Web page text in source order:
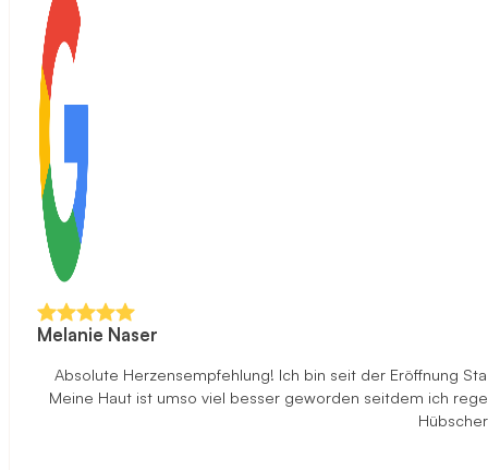
Melanie Naser
Absolute Herzensempfehlung! Ich bin seit der Eröffnung
Meine Haut ist umso viel besser geworden seitdem ich